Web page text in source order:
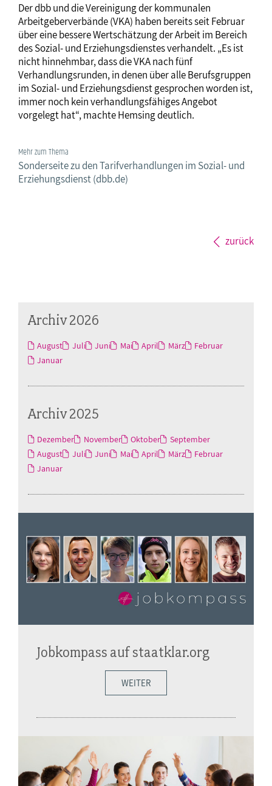
Der dbb und die Vereinigung der kommunalen
Arbeitgeberverbände (VKA) haben bereits seit Februar
über eine bessere Wertschätzung der Arbeit im Bereich
des Sozial- und Erziehungsdienstes verhandelt. „Es ist
nicht hinnehmbar, dass die VKA nach fünf
Verhandlungsrunden, in denen über alle Berufsgruppen
im Sozial- und Erziehungsdienst gesprochen worden ist,
immer noch kein verhandlungsfähiges Angebot
vorgelegt hat“, machte Hemsing deutlich.
Mehr zum Thema
Sonderseite zu den Tarifverhandlungen im Sozial- und
Erziehungsdienst (dbb.de)
zurück
Archiv 2026
August Juli Juni Mai April März
Februar
Januar
Archiv 2025
Dezember November Oktober
September
August
Juli Juni Mai April März
Februar
Januar
Jobkompass auf staatklar.org
WEITER